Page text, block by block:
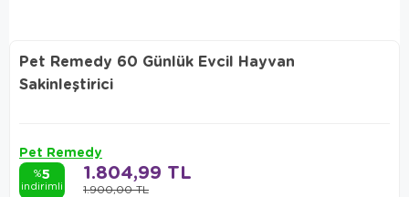
Pet Remedy 60 Günlük Evcil Hayvan
Sakinleştirici
Pet Remedy
%5
indirimli 1.900,00 TL
1.804,99 TL